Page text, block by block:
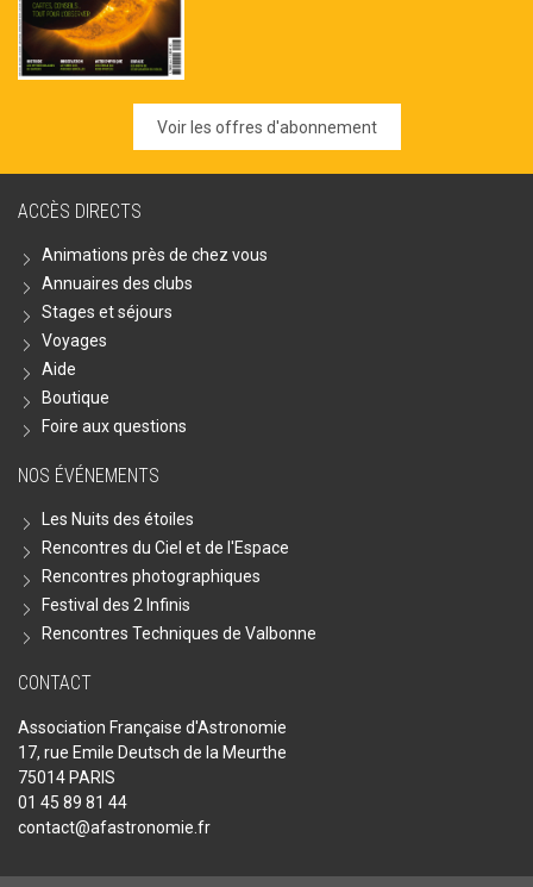
Voir les offres d'abonnement
ACCÈS DIRECTS
Animations près de chez vous
Annuaires des clubs
Stages et séjours
Voyages
Aide
Boutique
Foire aux questions
NOS ÉVÉNEMENTS
Les Nuits des étoiles
Rencontres du Ciel et de l'Espace
Rencontres photographiques
Festival des 2 Infinis
Rencontres Techniques de Valbonne
CONTACT
Association Française d'Astronomie
17, rue Emile Deutsch de la Meurthe
75014 PARIS
01 45 89 81 44
contact@afastronomie.fr